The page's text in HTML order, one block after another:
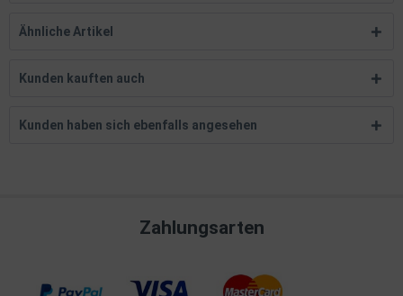
Ähnliche Artikel
Kunden kauften auch
Kunden haben sich ebenfalls angesehen
Zahlungsarten